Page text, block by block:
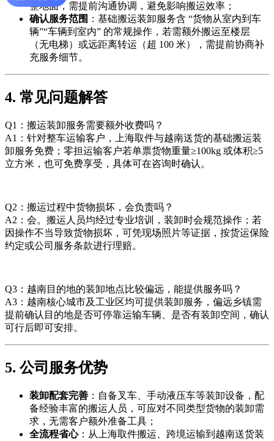
整地面，需提前沟通协调，避免影响搬运效率；
确认服务范围 ：基础搬运装卸服务含 “货物从室内到车
辆”“车辆到室内” 的常规操作，若需额外搬运至楼层
（无电梯）或远距离转运（超 100 米），需提前协商补
充服务细节。
4. 常见问题解答
Q1：搬运装卸服务需要额外收费吗？
A1：针对整车运输客户，上海取件与越南送货的基础搬运装
卸服务免费；零担运输客户若单票货物重量≥100kg 或体积≥5
立方米，也可免费享受，具体可在咨询时确认。
Q2：搬运过程中货物损坏，会负责吗？
A2：会。搬运人员均经过专业培训，装卸时会规范操作；若
因操作不当导致货物损坏，可凭现场照片等证据，按货运保险
约定或公司服务条款进行理赔。
Q3：越南目的地的装卸地点比较偏远，能提供服务吗？
A3：越南核心城市及工业区均可提供装卸服务，偏远乡镇需
提前确认目的地是否可停靠运输车辆、是否有装卸空间，确认
可行后即可安排。
5. 公司服务优势
装卸配套完善 ：自备叉车、手动液压车等装卸设备，配
备经验丰富的搬运人员，可应对不同类型货物的装卸需
求，无需客户额外准备工具；
全流程省心：从上海取件搬运、跨境运输到越南送货装